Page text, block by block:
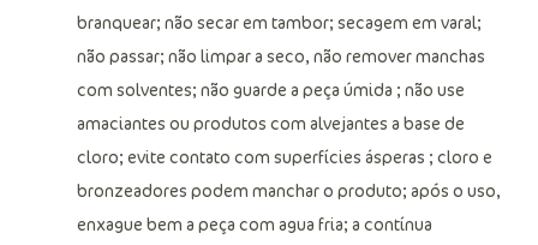
branquear; não secar em tambor; secagem em varal;
não passar; não limpar a seco, não remover manchas
com solventes; não guarde a peça úmida ; não use
amaciantes ou produtos com alvejantes a base de
cloro; evite contato com superfícies ásperas ; cloro e
bronzeadores podem manchar o produto; após o uso,
enxague bem a peça com agua fria; a contínua